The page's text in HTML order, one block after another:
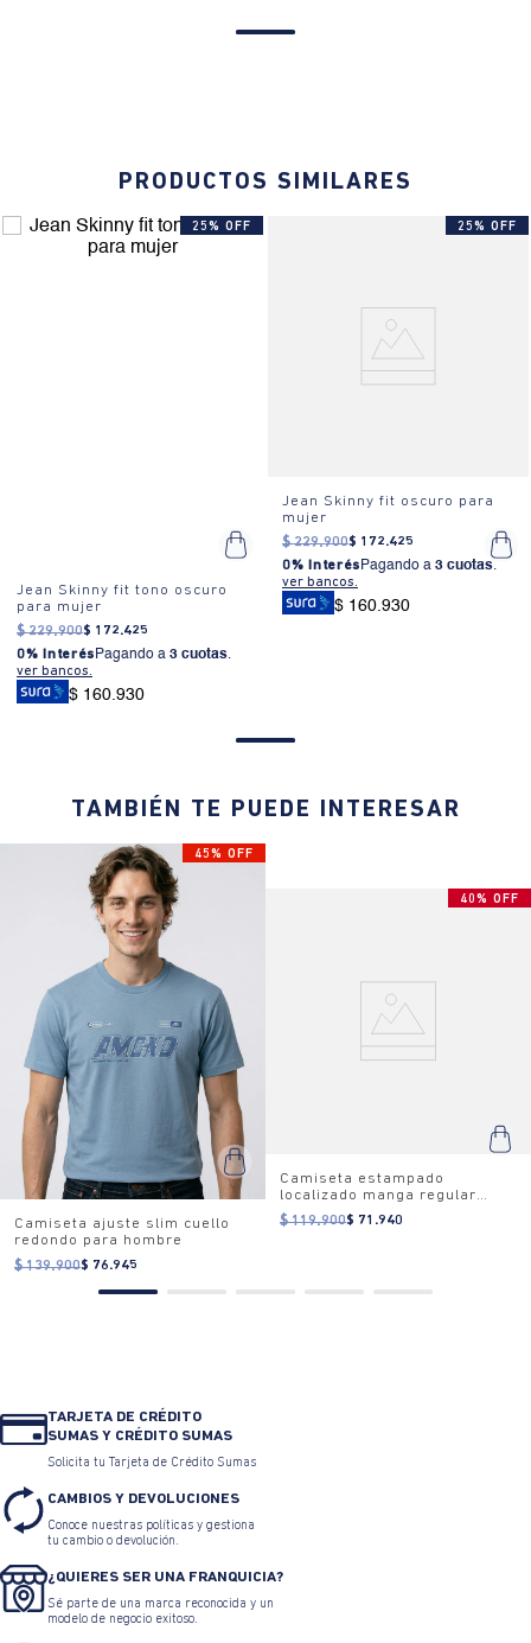
PRODUCTOS SIMILARES
25% OFF
Jean Skinny fit tono oscuro
para mujer
$ 229.900$ 172.425
0% Interés Pagando a 3 cuotas.
ver bancos.
$ 160.930
25% OFF
Jean Skinny fit oscuro para
mujer
$ 229.900$ 172.425
0% Interés Pagando a 3 cuotas.
ver bancos.
$ 160.930
TAMBIÉN TE PUEDE INTERESAR
45% OFF
Camiseta ajuste slim cuello
redondo para hombre
$ 139.900$ 76.945
40% OFF
Camiseta estampado
localizado manga regular
cuello redondo para mujer
$ 119.900$ 71.940
TARJETA DE CRÉDITO
SUMAS Y CRÉDITO SUMAS
Solicita tu Tarjeta de Crédito Sumas
CAMBIOS Y DEVOLUCIONES
Conoce nuestras políticas y gestiona
tu cambio o devolución.
¿QUIERES SER UNA FRANQUICIA?
Sé parte de una marca reconocida y un
modelo de negocio exitoso.